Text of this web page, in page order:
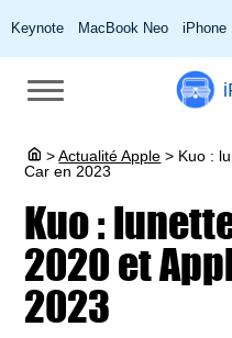
Keynote MacBook Neo iPhone
> Actualité Apple > Kuo :
Car en 2023
Kuo :
2020 et
2023